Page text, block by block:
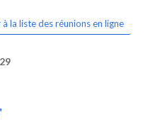
à la liste des réunions en ligne